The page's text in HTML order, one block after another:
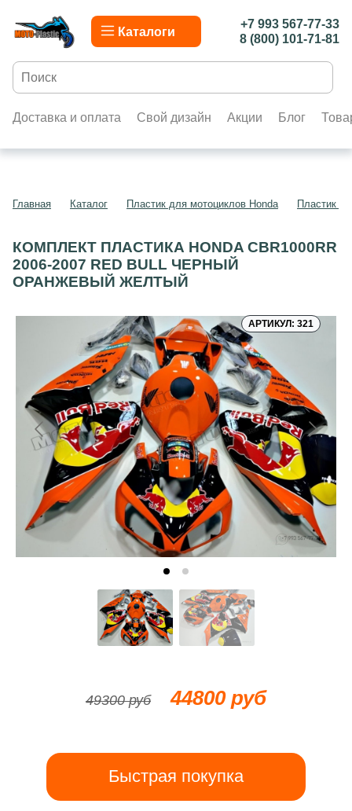
Каталоги
+7 993 567-77-33
8 (800) 101-71-81
Доставка и оплата Свой дизайн Акции Блог
Главная Каталог Пластик для мотоциклов Honda Пластик
КОМПЛЕКТ ПЛАСТИКА HONDA CBR1000RR
2006-2007 RED BULL ЧЕРНЫЙ
ОРАНЖЕВЫЙ ЖЕЛТЫЙ
АРТИКУЛ: 321
49300 руб 44800 руб
Быстрая покупка